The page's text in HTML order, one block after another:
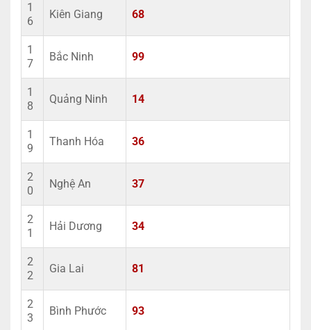
1
6
Kiên Giang 68
1
7
Bắc Ninh 99
1
8
Quảng Ninh 14
1
9
Thanh Hóa 36
2
0
Nghệ An 37
2
1
Hải Dương 34
2
2
Gia Lai 81
2
3
Bình Phước 93